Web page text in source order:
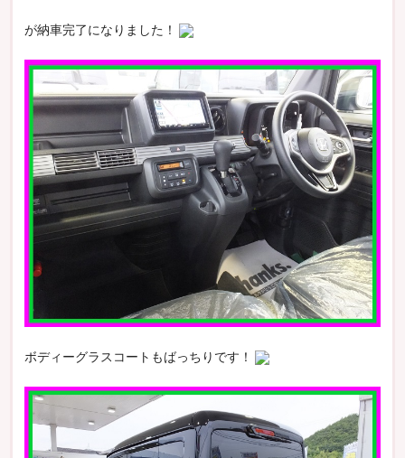
が納車完了になりました！
ボディーグラスコートもばっちりです！